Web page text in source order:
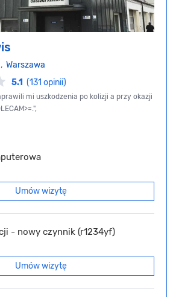
Warszawa
5.1 (131 opinii)
mi uszkodzenia po kolizji a przy okazji
Umów wizytę
- nowy czynnik (r1234yf)
Umów wizytę